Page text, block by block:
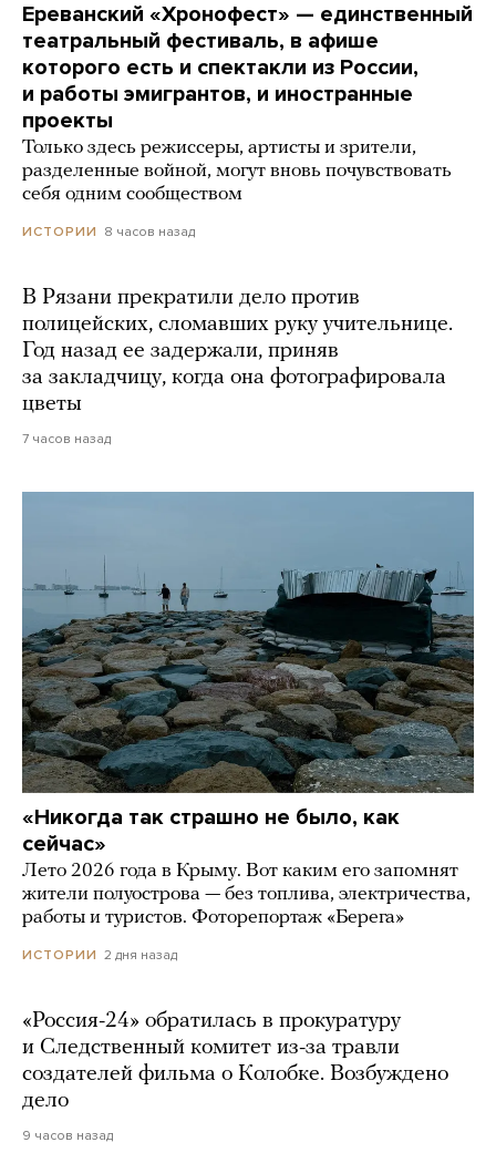
Ереванский «Хронофест» — единственный
театральный фестиваль, в афише
которого есть и спектакли из России,
и работы эмигрантов, и иностранные
проекты
Только здесь режиссеры, артисты и зрители,
разделенные войной, могут вновь почувствовать
себя одним сообществом
ИСТОРИИ 8 часов назад
В Рязани прекратили дело против
полицейских, сломавших руку учительнице.
Год назад ее задержали, приняв
за закладчицу, когда она фотографировала
цветы
7 часов назад
«Никогда так страшно не было, как
сейчас»
Лето 2026 года в Крыму. Вот каким его запомнят
жители полуострова — без топлива, электричества,
работы и туристов. Фоторепортаж «Берега»
ИСТОРИИ 2 дня назад
«Россия-24» обратилась в прокуратуру
и Следственный комитет из-за травли
создателей фильма о Колобке. Возбуждено
дело
9 часов назад